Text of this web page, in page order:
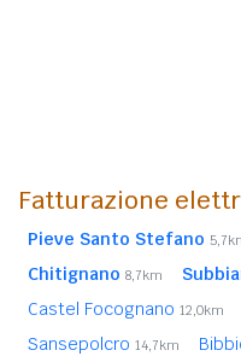
Fatturazione
Pieve Santo Stefano
Chitignano 8,7km
Castel Focognano 12,0km
Sansepolcro 14,7km